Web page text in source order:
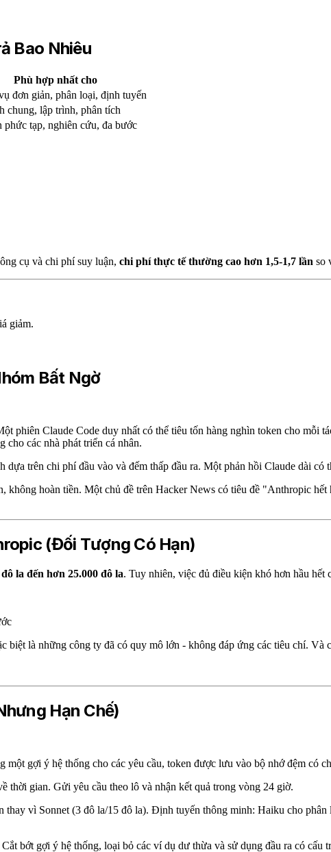
Bao Nhiêu
Phù hợp nhất cho
đơn giản, phân loại, định tuyến
chung, lập trình, phân tích
phức tạp, nghiên cứu, đa bước
cụ và chi phí suy luận, chi phí thực tế thường cao hơn 1,5-1,7 lần so
giảm.
Bất Ngờ
phiên Claude Code duy nhất có thể tiêu tốn hàng nghìn token cho mỗi
cho các nhà phát triển cá nhân.
dựa trên chi phí đầu vào và đếm thấp đầu ra. Một phản hồi Claude dài
không hoàn tiền. Một chủ đề trên Hacker News có tiêu đề "Anthropic hết
(Đối Tượng Có Hạn)
đô la đến hơn 25.000 đô la. Tuy nhiên, việc đủ điều kiện khó hơn hầu hết
là những công ty đã có quy mô lớn - không đáp ứng các tiêu chí. Và
Hạn Chế)
gợi ý hệ thống cho các yêu cầu, token được lưu vào bộ nhớ đệm có
thời gian. Gửi yêu cầu theo lô và nhận kết quả trong vòng 24 giờ.
vì Sonnet (3 đô la/15 đô la). Định tuyến thông minh: Haiku cho
bớt gợi ý hệ thống, loại bỏ các ví dụ dư thừa và sử dụng đầu ra có cấu